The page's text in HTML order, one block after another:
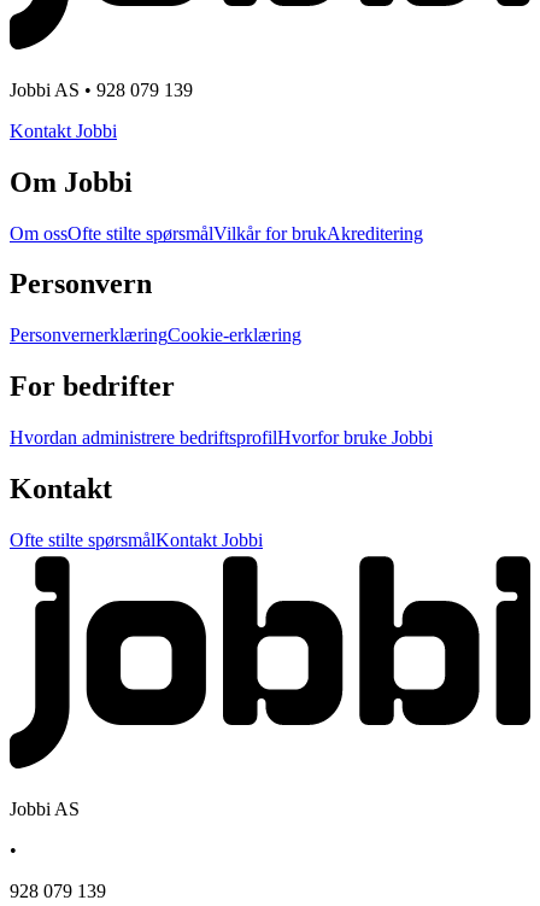
Jobbi AS • 928 079 139
Kontakt Jobbi
Om Jobbi
Om ossOfte stilte spørsmålVilkår for brukAkreditering
Personvern
PersonvernerklæringCookie-erklæring
For bedrifter
Hvordan administrere bedriftsprofilHvorfor bruke Jobbi
Kontakt
Ofte stilte spørsmålKontakt Jobbi
Jobbi AS
•
928 079 139